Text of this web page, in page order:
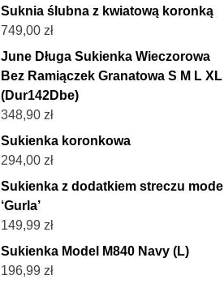
Suknia ślubna z kwiatową koronką
749,00 zł
June Długa Sukienka Wieczorowa
Bez Ramiączek Granatowa S M L XL
(Dur142Dbe)
348,90 zł
Sukienka koronkowa
294,00 zł
Sukienka z dodatkiem streczu model
‘Gurla’
149,99 zł
Sukienka Model M840 Navy (L)
196,99 zł